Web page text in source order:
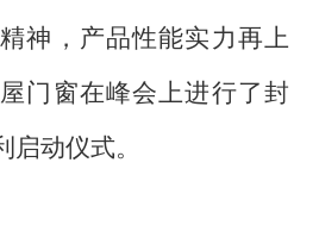
神，产品性能实力再上
门窗在峰会上进行了封
动仪式。